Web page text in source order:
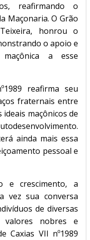
reafirmando o
Maçonaria. O Grão
honrou o
o apoio e
maçônica a esse
reafirma seu
fraternais entre
maçônicos de
ainda mais essa
pessoal e
e crescimento, a
vez sua conversa
de diversas
nobres e
Caxias VII nº1989